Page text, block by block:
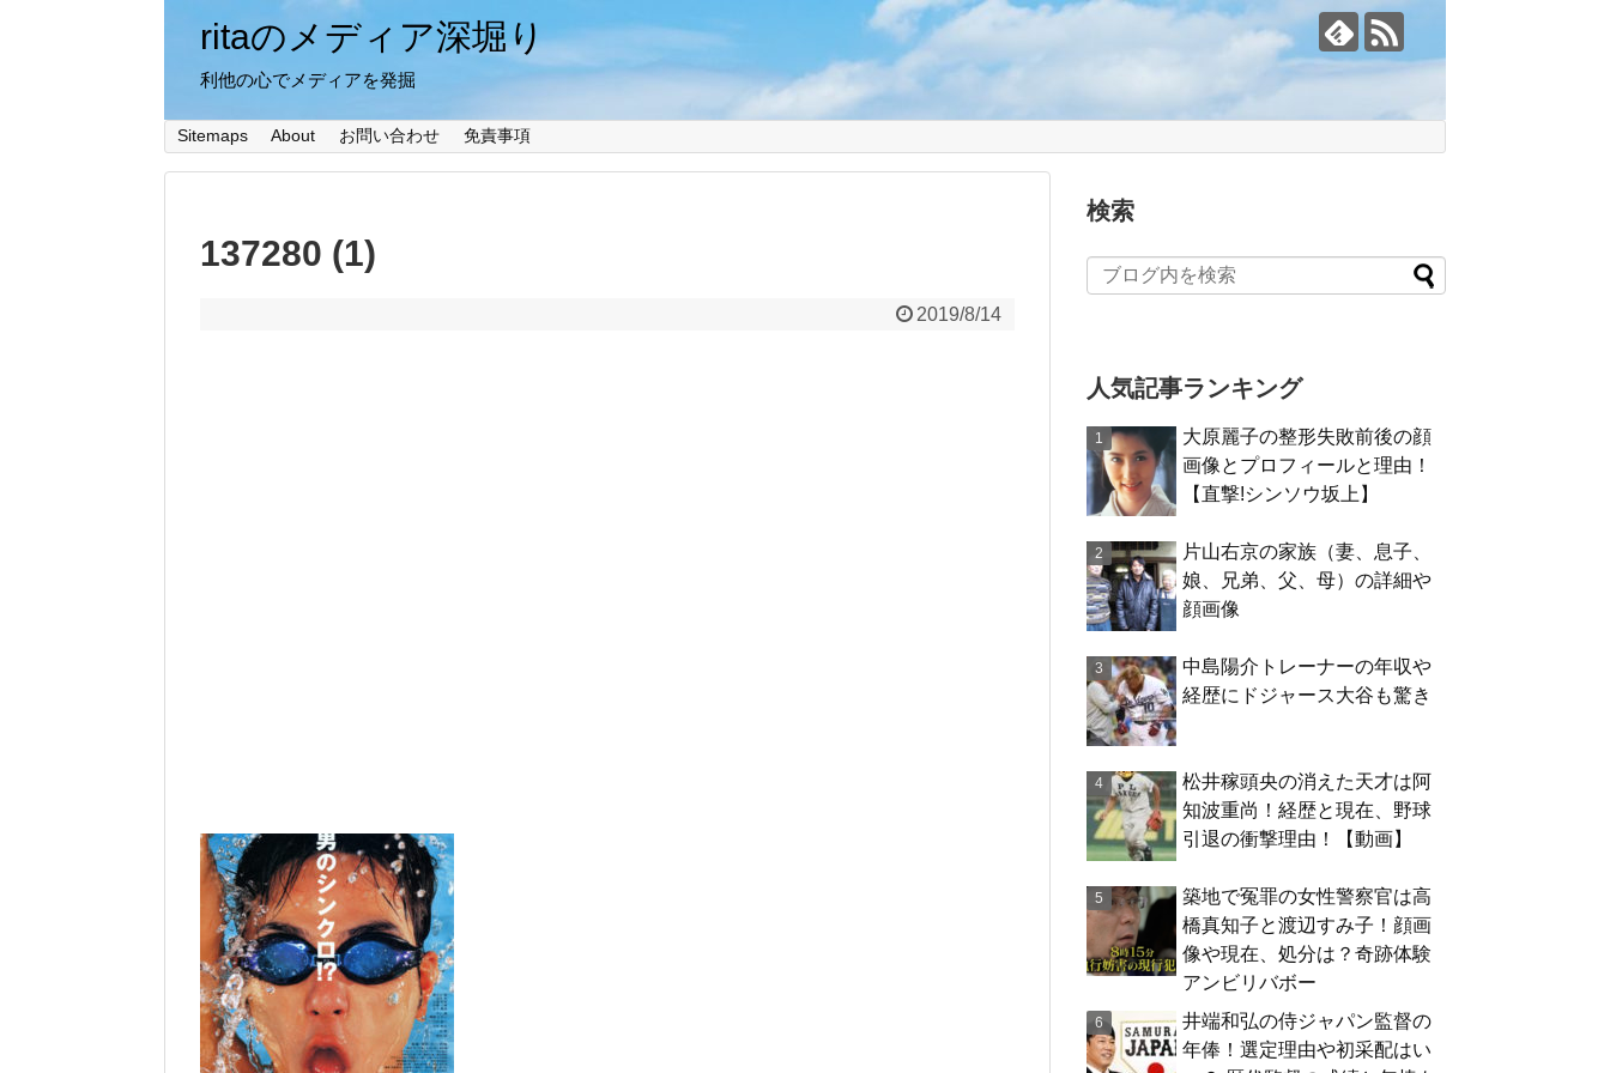
ritaのメディア深堀り
利他の心でメディアを発掘
Sitemaps About お問い合わせ 免責事項
137280 (1)
2019/8/14
検索
人気記事ランキング
大原麗子の整形失敗前後の顔
画像とプロフィールと理由！
【直撃!シンソウ坂上】
片山右京の家族（妻、息子、
娘、兄弟、父、母）の詳細や
顔画像
中島陽介トレーナーの年収や
経歴にドジャース大谷も驚き
松井稼頭央の消えた天才は阿
知波重尚！経歴と現在、野球
引退の衝撃理由！【動画】
築地で冤罪の女性警察官は高
橋真知子と渡辺すみ子！顔画
像や現在、処分は？奇跡体験
アンビリバボー
井端和弘の侍ジャパン監督の
年俸！選定理由や初采配はい